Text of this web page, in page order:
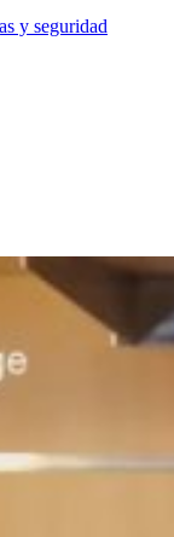
y seguridad